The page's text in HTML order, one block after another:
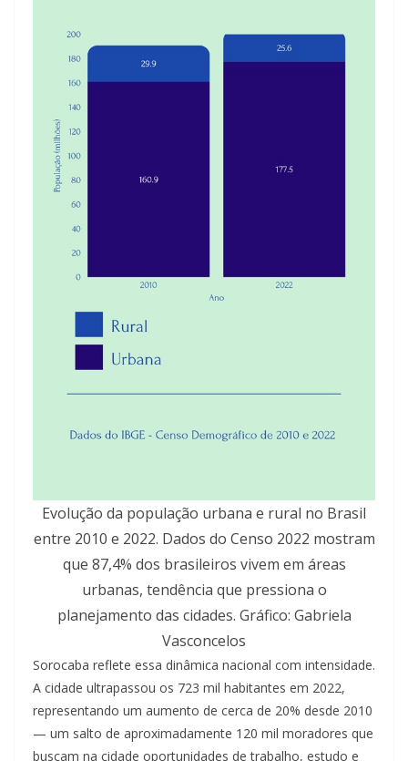
Evolução da população urbana e rural no Brasil
entre 2010 e 2022. Dados do Censo 2022 mostram
que 87,4% dos brasileiros vivem em áreas
urbanas, tendência que pressiona o
planejamento das cidades. Gráfico: Gabriela
Vasconcelos
Sorocaba reflete essa dinâmica nacional com intensidade.
A cidade ultrapassou os 723 mil habitantes em 2022,
representando um aumento de cerca de 20% desde 2010
— um salto de aproximadamente 120 mil moradores que
buscam na cidade oportunidades de trabalho, estudo e